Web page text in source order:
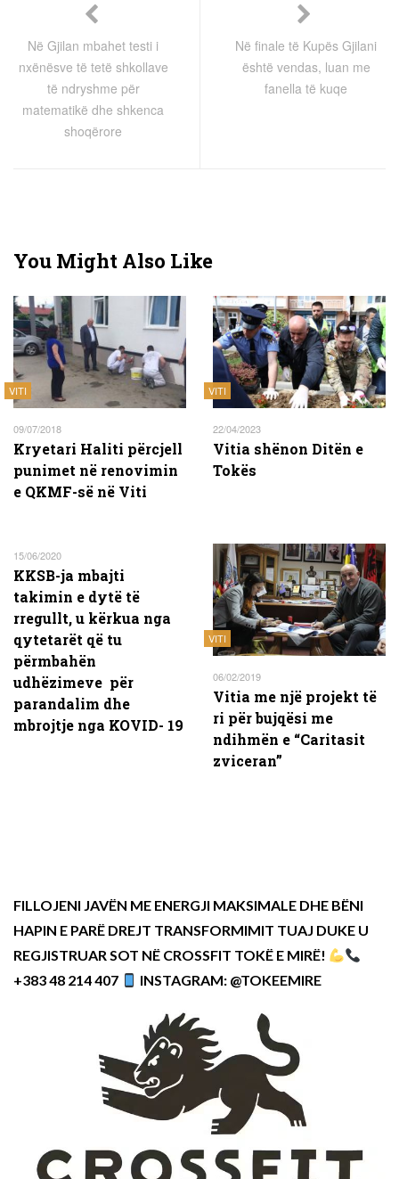
Në Gjilan mbahet testi i
nxënësve të tetë shkollave
të ndryshme për
matematikë dhe shkenca
shoqërore
Në finale të Kupës Gjilani
është vendas, luan me
fanella të kuqe
You Might Also Like
VITI
09/07/2018
Kryetari Haliti përcjell
punimet në renovimin
e QKMF-së në Viti
VITI
22/04/2023
Vitia shënon Ditën e
Tokës
15/06/2020
KKSB-ja mbajti
takimin e dytë të
rregullt, u kërkua nga
qytetarët që tu
përmbahën
udhëzimeve për
parandalim dhe
mbrojtje nga KOVID- 19
VITI
06/02/2019
Vitia me një projekt të
ri për bujqësi me
ndihmën e “Caritasit
zviceran”
FILLOJENI JAVËN ME ENERGJI MAKSIMALE DHE BËNI
HAPIN E PARË DREJT TRANSFORMIMIT TUAJ DUKE U
REGJISTRUAR SOT NË CROSSFIT TOKË E MIRË!
+383 48 214 407
INSTAGRAM: @TOKEEMIRE